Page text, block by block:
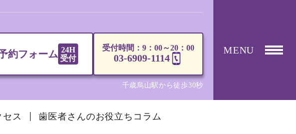
約フォーム 24H
受付
受付時間：9：00～20：00
03-6909-1114
千歳烏山駅から徒歩30秒
MENU
セス 歯医者さんのお役立ちコラム